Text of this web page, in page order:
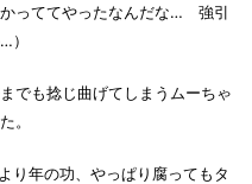
っててやったなんだな… 強引
）
でも捻じ曲げてしまうムーちゃ
。
り年の功、やっぱり腐ってもタ